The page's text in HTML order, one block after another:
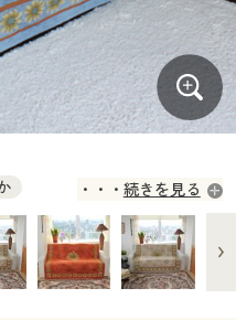
文
わずか
○ 在庫わずか
続きを見る